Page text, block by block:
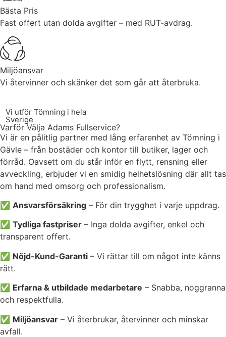
Bästa Pris
Fast offert utan dolda avgifter – med RUT-avdrag.
Miljöansvar
Vi återvinner och skänker det som går att återbruka.
Vi utför Tömning i hela
Sverige
Varför Välja Adams Fullservice?
Vi är en pålitlig partner med lång erfarenhet av Tömning i
Gävle – från bostäder och kontor till butiker, lager och
förråd. Oavsett om du står inför en flytt, rensning eller
avveckling, erbjuder vi en smidig helhetslösning där allt tas
om hand med omsorg och professionalism.
✅ Ansvarsförsäkring – För din trygghet i varje uppdrag.
✅ Tydliga fastpriser – Inga dolda avgifter, enkel och
transparent offert.
✅ Nöjd-Kund-Garanti – Vi rättar till om något inte känns
rätt.
✅ Erfarna & utbildade medarbetare – Snabba, noggranna
och respektfulla.
✅ Miljöansvar – Vi återbrukar, återvinner och minskar
avfall.